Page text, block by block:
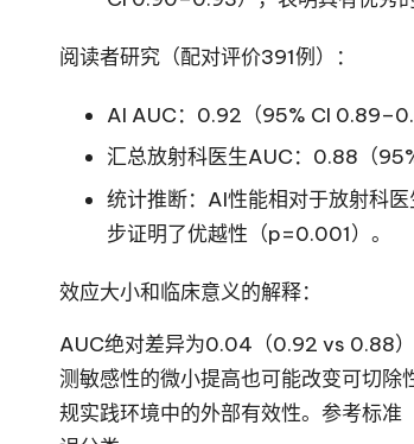
阅读者研究（配对评价391例）：
AI AUC：0.92（95% CI
汇总放射科医生AUC：0.88（
统计推断：AI性能相对于放射科
步证明了优越性（p=0.001）。
效应大小和临床意义的解释：
AUC绝对差异为0.04（0.92 vs 0.88）
测敏感性的微小提高也可能改变可切
规实践环境中的外部有效性。参考标